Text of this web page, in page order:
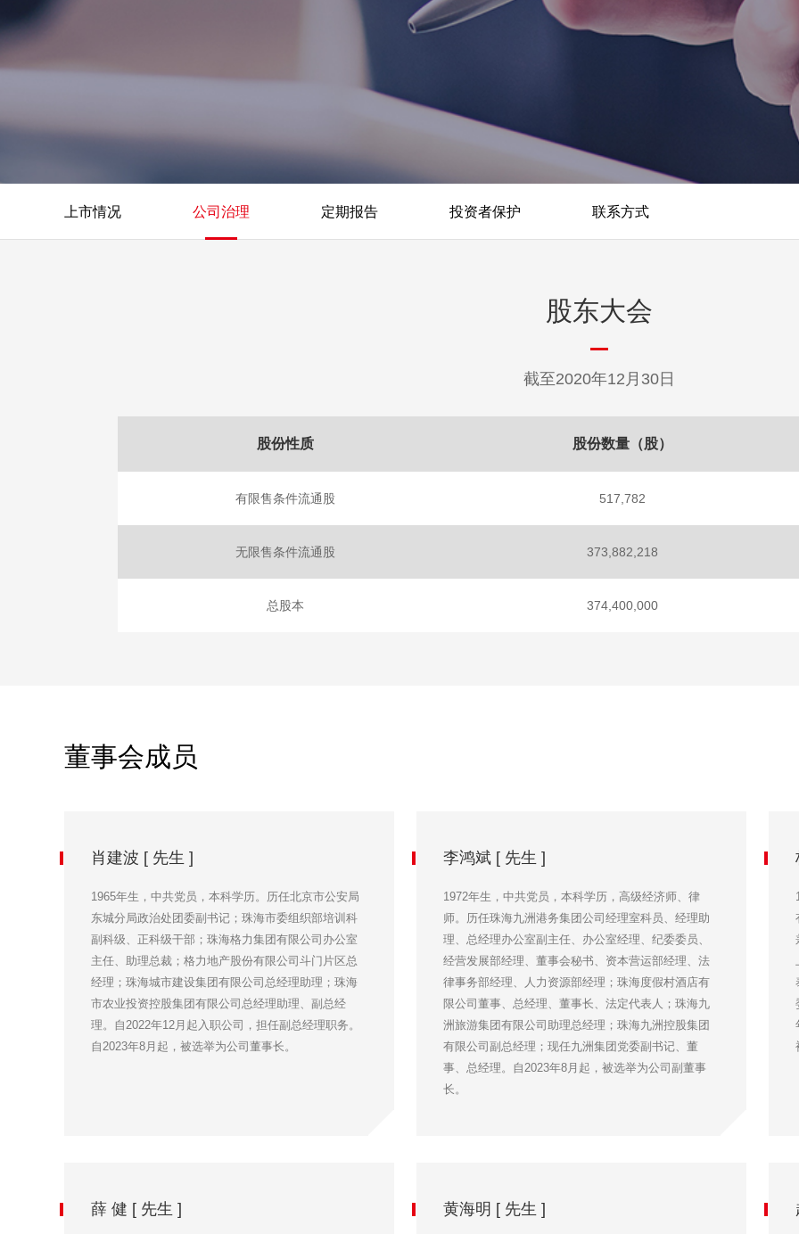
上市情况 公司治理 定期报告 投资者保护 联系方式
股东大会
截至2020年12月30日
股份性质 股份数量（股）
有限售条件流通股 517,782
无限售条件流通股 373,882,218
总股本 374,400,000
董事会成员
肖建波 [ 先生 ]
1965年生，中共党员，本科学历。历任北京市公安局
东城分局政治处团委副书记；珠海市委组织部培训科
副科级、正科级干部；珠海格力集团有限公司办公室
主任、助理总裁；格力地产股份有限公司斗门片区总
经理；珠海城市建设集团有限公司总经理助理；珠海
市农业投资控股集团有限公司总经理助理、副总经
理。自2022年12月起入职公司，担任副总经理职务。
自2023年8月起，被选举为公司董事长。
李鸿斌 [ 先生 ]
1972年生，中共党员，本科学历，高级经济师、律
师。历任珠海九洲港务集团公司经理室科员、经理助
理、总经理办公室副主任、办公室经理、纪委委员、
经营发展部经理、董事会秘书、资本营运部经理、法
律事务部经理、人力资源部经理；珠海度假村酒店有
限公司董事、总经理、董事长、法定代表人；珠海九
洲旅游集团有限公司助理总经理；珠海九洲控股集团
有限公司副总经理；现任九洲集团党委副书记、董
事、总经理。自2023年8月起，被选举为公司副董事
长。
薛 健 [ 先生 ] 黄海明 [ 先生 ]